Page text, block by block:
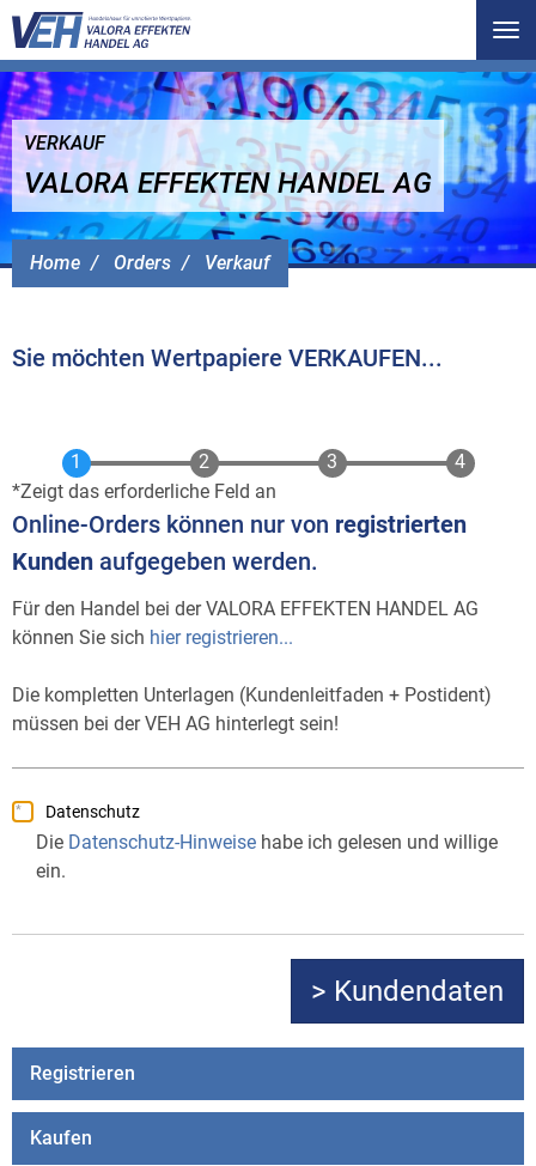
Home Orders Verkauf
VERKAUF
VALORA EFFEKTEN HANDEL AG
Sie möchten Wertpapiere VERKAUFEN...
Zeigt das erforderliche Feld an
Online-Orders können nur von registrierten
Kunden aufgegeben werden.
Für den Handel bei der VALORA EFFEKTEN HANDEL AG
können Sie sich hier registrieren...
Die kompletten Unterlagen (Kundenleitfaden + Postident)
müssen bei der VEH AG hinterlegt sein!
Datenschutz
Die Datenschutz-Hinweise habe ich gelesen und willige
ein.
Registrieren
Kaufen